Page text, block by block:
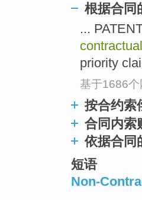
根据合同
...
priority
基于1686个
按合约索
合同内索
依据合同
短语
Non-